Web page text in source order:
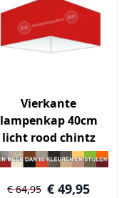
Vierkante
lampenkap 40cm
licht rood chintz
€ 49,95
€ 64,95